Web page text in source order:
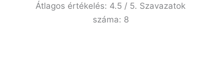
Átlagos értékelés: 4.5 / 5. Szavazatok
száma: 8